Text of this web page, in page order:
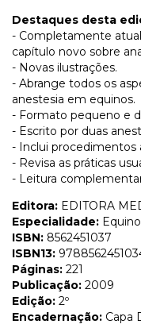
Destaques desta
- Completamente
capítulo novo sobre
- Novas ilustrações.
- Abrange todos os
anestesia em equinos.
- Formato pequeno e
- Escrito por duas
- Inclui procedimentos
- Revisa as práticas
- Leitura
Editora: EDITORA
Especialidade:
ISBN: 8562451037
ISBN13:
Páginas: 221
Publicação: 2009
Edição: 2º
Encadernação: Capa